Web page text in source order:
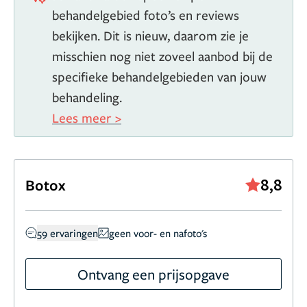
behandelgebied foto’s en reviews
bekijken. Dit is nieuw, daarom zie je
misschien nog niet zoveel aanbod bij de
specifieke behandelgebieden van jouw
behandeling.
Lees meer >
Botox 8,8
59 ervaringen geen voor- en nafoto's
Ontvang een prijsopgave